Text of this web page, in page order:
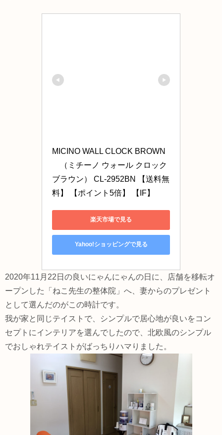
MICINO WALL CLOCK BROWN
（ミチーノ ウォール クロック
ブラウン） CL-2952BN 【送料無
料】 【ポイント5倍】 【IF】
楽天市場で見る
Yahoo!ショッピングで見る
2020年11月22日の良いにゃんにゃんの日に、店舗を移転オ
ープンした「ねこ先生の整体院」へ、妻からのプレゼント
として選んだのがこの時計です。
我が家と同じテイストで、シンプルで居心地が良いをコン
セプトにインテリアを選んでしたので、北欧風のシンプル
でおしゃれテイストがばっちりハマりました。